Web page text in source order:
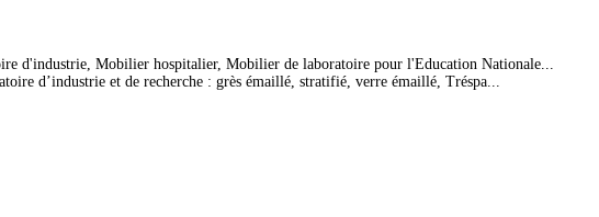
d'industrie, Mobilier hospitalier, Mobilier de laboratoire pour l'Education Nationale...
d’industrie et de recherche : grès émaillé, stratifié, verre émaillé, Tréspa...